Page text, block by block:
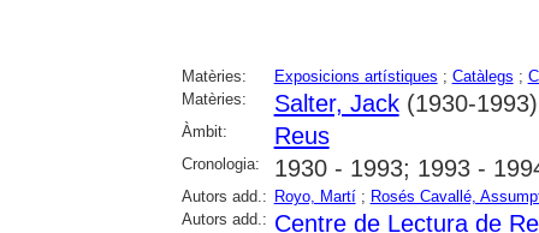
Matèries: Exposicions artístiques ; Catàlegs ;
Matèries:
Salter, Jack(1930-1993)
Àmbit: Reus
Cronologia: 1930 - 1993; 1993 -
Autors add.: Royo, Martí; Rosés Cavallé,
Autors add.: Centre de Lectura de